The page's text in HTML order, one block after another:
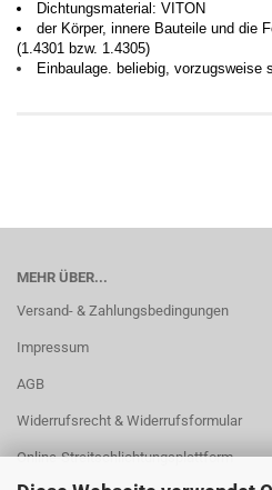
Dichtungsmaterial: VITON
der Körper, innere Bauteile und die
(1.4301 bzw. 1.4305)
Einbaulage. beliebig, vorzugsweise
MEHR ÜBER...
Versand- & Zahlungsbedingungen
Impressum
AGB
Widerrufsrecht & Widerrufsformular
Online-Streitschlichtungsplattform